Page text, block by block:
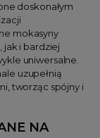
doskonałym
mokasyny
jak i bardziej
uniwersalne.
uzupełnią
tworząc spójny i
NA